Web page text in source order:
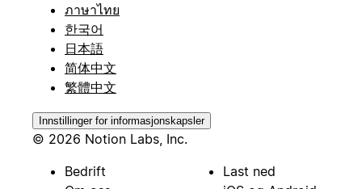
ภาษาไทย
한국어
日本語
简体中文
繁體中文
Innstillinger for informasjonskapsler
© 2026 Notion Labs, Inc.
Bedrift
Last ned